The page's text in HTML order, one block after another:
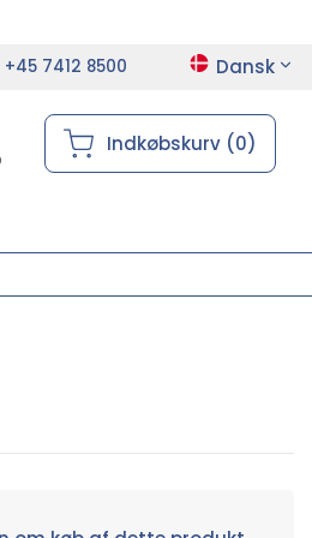
+45 7412 8500 Dansk
Indkøbskurv (0)